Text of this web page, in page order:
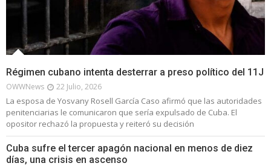
Régimen cubano intenta desterrar a preso político del 11J
OWWNews 22 Julio, 2026
La esposa de Yosvany Rosell García Caso afirmó que las autoridades
penitenciarias le comunicaron que sería expulsado de Cuba. El
opositor rechazó la propuesta y reiteró su decisión
Cuba sufre el tercer apagón nacional en menos de diez
días, una crisis en ascenso